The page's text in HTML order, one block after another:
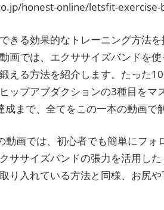
honest-online/letsfit-exercise-
きる効果的なトレーニング方法
画では、エクササイズバンドを
える方法を紹介します。たった
ップアブダクションの3種目をマ
まで、全てをこの一本の動画で
動画では、初心者でも簡単にフ
ササイズバンドの張力を活用し
り入れている方法と同様、お尻